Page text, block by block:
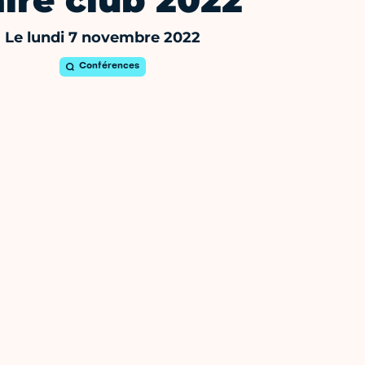
Le lundi 7 novembre 2022
Conférences